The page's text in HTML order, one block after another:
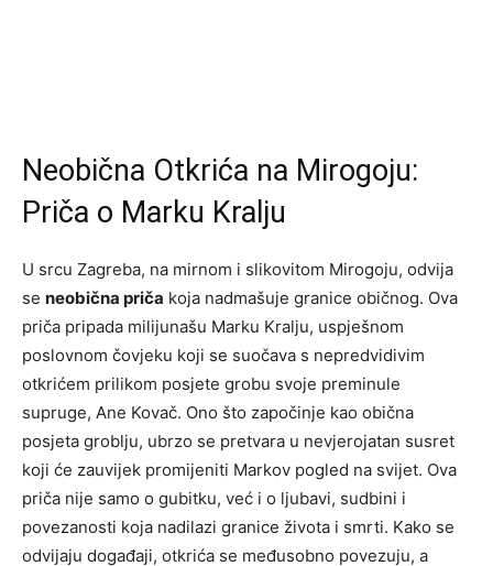
Neobična Otkrića na Mirogoju:
Priča o Marku Kralju
U srcu Zagreba, na mirnom i slikovitom Mirogoju, odvija
se neobična priča koja nadmašuje granice običnog. Ova
priča pripada milijunašu Marku Kralju, uspješnom
poslovnom čovjeku koji se suočava s nepredvidivim
otkrićem prilikom posjete grobu svoje preminule
supruge, Ane Kovač. Ono što započinje kao obična
posjeta groblju, ubrzo se pretvara u nevjerojatan susret
koji će zauvijek promijeniti Markov pogled na svijet. Ova
priča nije samo o gubitku, već i o ljubavi, sudbini i
povezanosti koja nadilazi granice života i smrti. Kako se
odvijaju događaji, otkrića se međusobno povezuju, a